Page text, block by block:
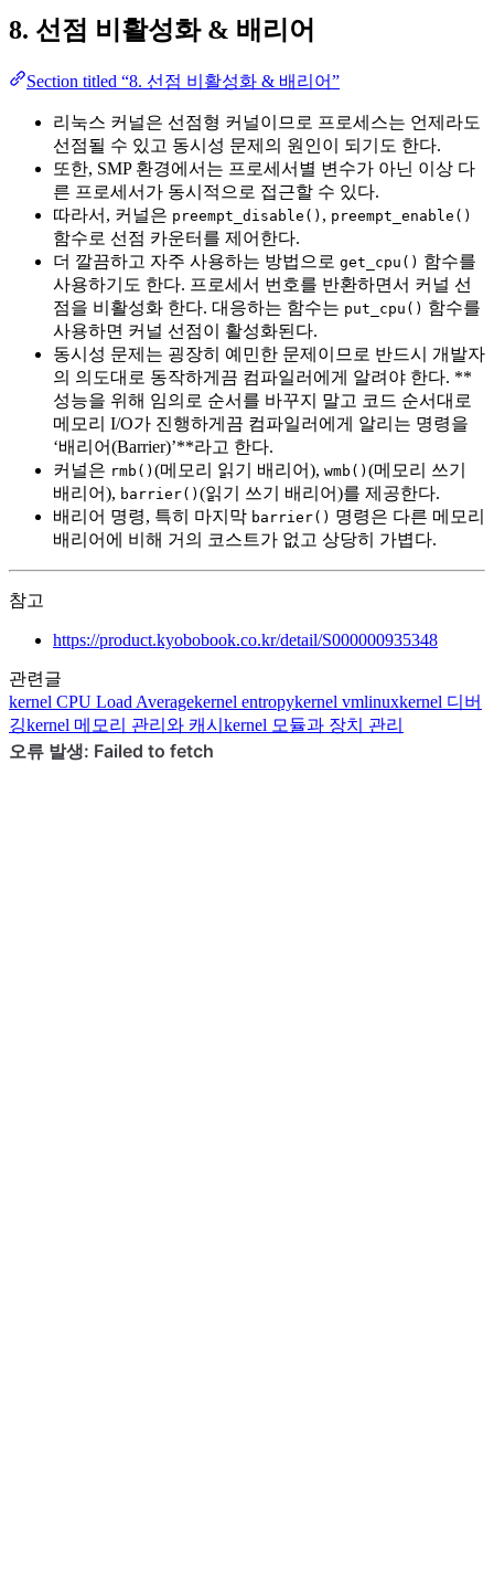
8. 선점 비활성화 & 배리어
Section titled “8. 선점 비활성화 & 배리어”
리눅스 커널은 선점형 커널이므로 프로세스는 언제라도
선점될 수 있고 동시성 문제의 원인이 되기도 한다.
또한, SMP 환경에서는 프로세서별 변수가 아닌 이상 다
른 프로세서가 동시적으로 접근할 수 있다.
따라서, 커널은 preempt_disable() , preempt_enable()
함수로 선점 카운터를 제어한다.
더 깔끔하고 자주 사용하는 방법으로 get_cpu() 함수를
사용하기도 한다. 프로세서 번호를 반환하면서 커널 선
점을 비활성화 한다. 대응하는 함수는 put_cpu() 함수를
사용하면 커널 선점이 활성화된다.
동시성 문제는 굉장히 예민한 문제이므로 반드시 개발자
의 의도대로 동작하게끔 컴파일러에게 알려야 한다. **
성능을 위해 임의로 순서를 바꾸지 말고 코드 순서대로
메모리 I/O가 진행하게끔 컴파일러에게 알리는 명령을
‘배리어(Barrier)’**라고 한다.
커널은 rmb() (메모리 읽기 배리어), wmb() (메모리 쓰기
배리어), barrier() (읽기 쓰기 배리어)를 제공한다.
배리어 명령, 특히 마지막 barrier() 명령은 다른 메모리
배리어에 비해 거의 코스트가 없고 상당히 가볍다.
참고
https://product.kyobobook.co.kr/detail/S000000935348
관련글
kernel CPU Load Averagekernel entropykernel vmlinuxkernel 디버
깅kernel 메모리 관리와 캐시 kernel 모듈과 장치 관리